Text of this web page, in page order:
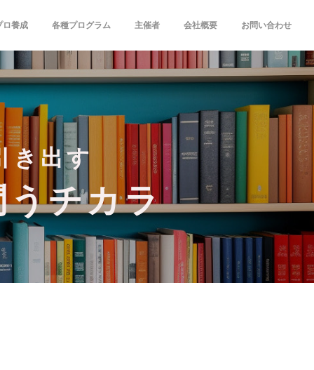
ロ養成 各種プログラム 主催者 会社概要 お問い合わせ
き出す
うチカラ